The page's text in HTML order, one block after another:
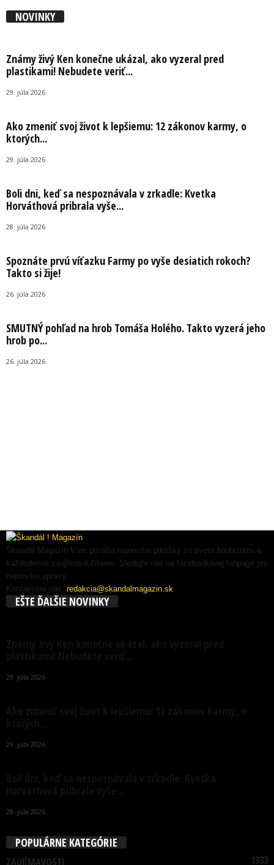
NOVINKY
Známy živý Ken konečne ukázal, ako vyzeral pred
plastikami! Nebudete veriť...
29. júla 2026
Ako zmeniť svoj život k lepšiemu: 12 zákonov karmy, o
ktorých...
29. júla 2026
Boli dni, keď sa nespoznávala v zrkadle: Kvetka
Horváthová pribrala vyše...
28. júla 2026
Spoznáte prvú víťazku Farmy po vyše desiatich rokoch?
Takto si žije!
26. júla 2026
SMUTNÝ pohľad na hrob Tomáša Holého. Takto vyzerá jeho
hrob po...
26. júla 2026
Škandál Magazín Vám prináša najnovšie pikošky zo sveta šoubiznizu a
každodenné zaujímavé čítanie. Sledujte nás na facebookovej fanpage pre
najnovšie správy.
Kontaktujte nás: redakcia@skandalmagazin.sk
EŠTE ĎALŠIE NOVINKY
29. júla 2026
29. júla 2026
28. júla 2026
POPULÁRNE KATEGÓRIE
ZAUJÍMAVOSTI 1333